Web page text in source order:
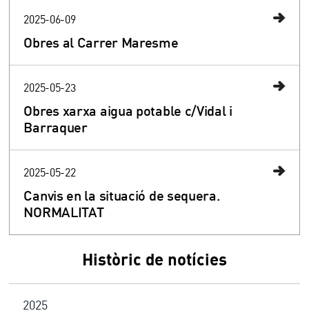
2025-06-09
Obres al Carrer Maresme
2025-05-23
Obres xarxa aigua potable c/Vidal i
Barraquer
2025-05-22
Canvis en la situació de sequera.
NORMALITAT
Històric de notícies
2025